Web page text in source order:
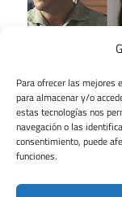
Para ofrecer las mejores
para almacenar y/o
estas tecnologías nos
navegación o las
consentimiento, puede
funciones.